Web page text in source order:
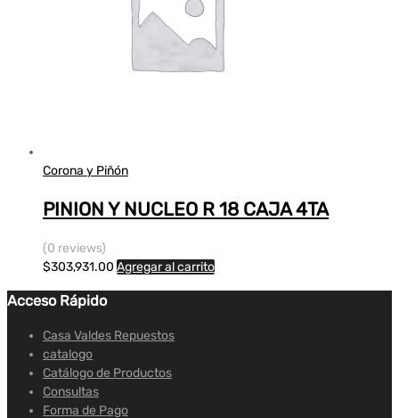
Corona y Piñón
PINION Y NUCLEO R 18 CAJA 4TA
(0 reviews)
$303,931.00 Agregar al carrito
Acceso Rápido
Casa Valdes Repuestos
catalogo
Catálogo de Productos
Consultas
Forma de Pago